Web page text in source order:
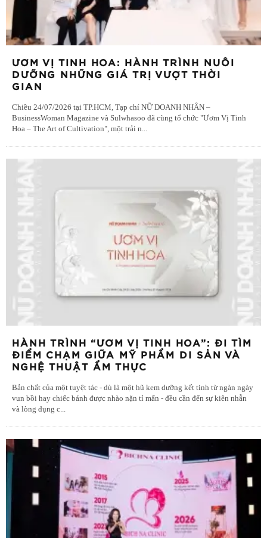
ƯƠM VỊ TINH HOA: HÀNH TRÌNH NUÔI
DƯỠNG NHỮNG GIÁ TRỊ VƯỢT THỜI
GIAN
Chiều 24/07/2026 tại TP.HCM, Tạp chí NỮ DOANH NHÂN –
BusinessWoman Magazine và Sulwhasoo đã cùng tổ chức "Ươm Vị Tinh
Hoa – The Art of Cultivation", một trải n...
HÀNH TRÌNH “ƯƠM VỊ TINH HOA”: ĐI TÌM
ĐIỂM CHẠM GIỮA MỸ PHẨM DI SẢN VÀ
NGHỆ THUẬT ẨM THỰC
Bản chất của một tuyệt tác - dù là một hũ kem dưỡng kết tinh từ ngàn ngày
vun bồi hay chiếc bánh được nhào nặn tỉ mẩn - đều cần đến sự kiên nhẫn
và lòng dụng c...